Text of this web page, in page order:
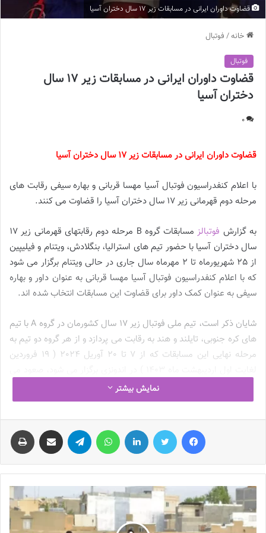
قضاوت داوران ایرانی در مسابقات زیر 17 سال دختران آسیا
خانه/ فوتبال
فوتبال
قضاوت داوران ایرانی در مسابقات زیر 17 سال
دختران آسیا
0
قضاوت داوران ایرانی در مسابقات زیر 17 سال دختران آسیا
با اعلام کنفدراسیون فوتبال آسیا مهسا قربانی و بهاره سیفی رقابت های
مرحله دوم قهرمانی زیر 17 سال دختران آسیا را قضاوت می کنند.
به گزارش فوتبالز
مسابقات گروه B مرحله دوم رقابتهای قهرمانی زیر 17
سال دختران آسیا با حضور تیم های استرالیا، بنگلادش، ویتنام و فیلیپین
از 25 شهریورماه تا 2 مهرماه سال جاری در حالی ویتنام برگزار می شود
که با اعلام کنفدراسیون فوتبال آسیا مهسا قربانی به عنوان داور و بهاره
سیفی به عنوان کمک داور برای قضاوت این مسابقات انتخاب شده اند.
شایان ذکر است، تیم ملی فوتبال زیر 17 سال کشورمان در گروه A با تیم
های کره جنوبی، تایلند و هند به رقابت می پردازد و از هر گروه دو تیم به
مرحله نهایی این مسابقات که از 7 تا 20 آوریل 2024 ( 19 فروردین
همچنین با اعلام کنفدراسیون فوتبال آسیا مهناز ذکایی به عنوان داور و
آتنا لشنی به عنوان کمک داور برای قضاوت درفوتبال بانوانانتخاب شده
چالش هاى ليست جدید تيم ملى فوتبال
زنان
نمایش بیشتر